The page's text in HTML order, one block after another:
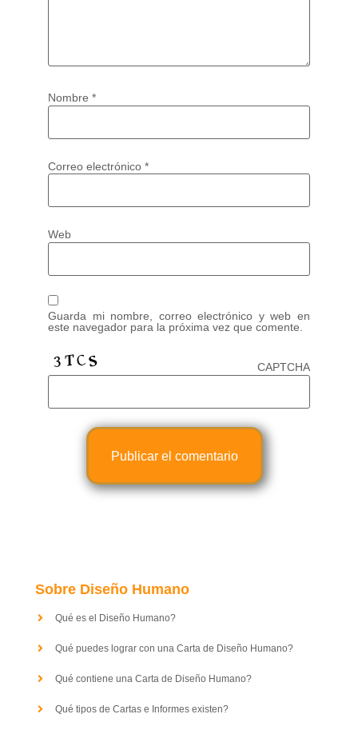
Nombre *
Correo electrónico *
Web
Guarda mi nombre, correo electrónico y web en
este navegador para la próxima vez que comente.
CAPTCHA
Sobre Diseño Humano
Qué es el Diseño Humano?
Qué puedes lograr con una Carta de Diseño Humano?
Qué contiene una Carta de Diseño Humano?
Qué tipos de Cartas e Informes existen?